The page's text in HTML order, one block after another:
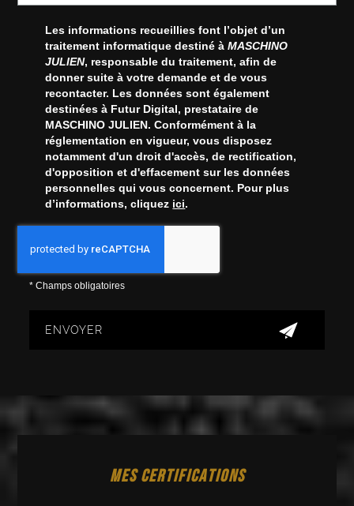
Les informations recueillies font l’objet d’un
traitement informatique destiné à MASCHINO
JULIEN, responsable du traitement, afin de
donner suite à votre demande et de vous
recontacter. Les données sont également
destinées à Futur Digital, prestataire de
MASCHINO JULIEN. Conformément à la
réglementation en vigueur, vous disposez
notamment d'un droit d'accès, de rectification,
d'opposition et d'effacement sur les données
personnelles qui vous concernent. Pour plus
d’informations, cliquez ici.
*Champs obligatoires
MES CERTIFICATIONS